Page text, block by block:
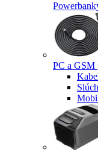
PC a GSM